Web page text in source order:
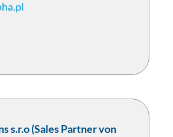
s.r.o (Sales Partner von